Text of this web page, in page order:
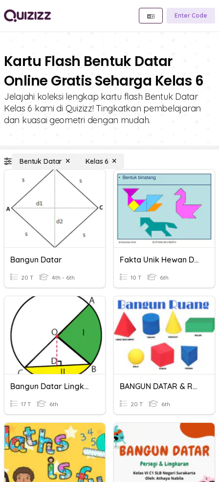
Enter Code
Kartu Flash Bentuk Datar
Online Gratis Seharga Kelas 6
Jelajahi koleksi lengkap kartu flash Bentuk Datar
Kelas 6 kami di Quizizz! Tingkatkan pembelajaran
dan kuasai geometri dengan mudah.
Bentuk Datar Kelas 6
Bangun Datar
20 T 4th - 6th
Fakta Unik Hewan Dan Bentuk Bangun Datar
10 T 6th
Bangun Datar Lingkaran
17 T 6th
BANGUN DATAR & RUANG
20 T 6th